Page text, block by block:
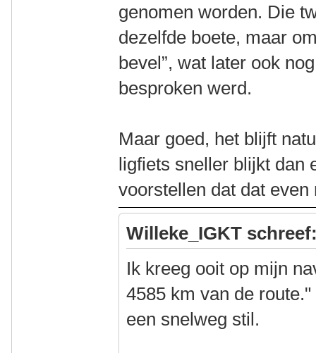
genomen worden. Die
dezelfde boete, maar
bevel”, wat later ook
besproken werd.
Maar goed, het blijft
ligfiets sneller blijkt dan
voorstellen dat dat
Willeke_IGKT
Ik kreeg ooit op mijn
4585 km van de
een snelweg stil.